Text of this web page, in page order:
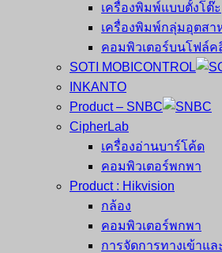
เครื่องพิมพ์แบบตั้งโต๊ะ
เครื่องพิมพ์กลุ่มอุตสา
คอมพิวเตอร์บนโฟล์ค
SOTI MOBICONTROL
INKANTO
Product – SNBC
CipherLab
เครื่องอ่านบาร์โค้ด
คอมพิวเตอร์พกพา
Product : Hikvision
กล้อง
คอมพิวเตอร์พกพา
การจัดการทางเข้าแ